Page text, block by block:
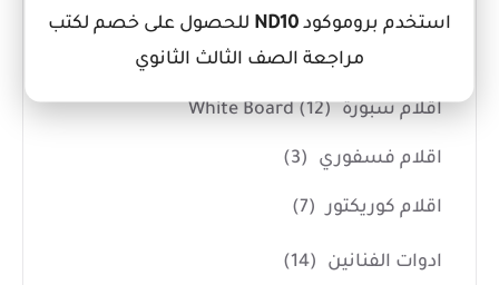
اقلام رصاص (14)
اقلام رصاص سنون (8)
اقلام سبورة White Board (12)
اقلام فسفوري (3)
اقلام كوريكتور (7)
ادوات الفنانين (14)
استخدم بروموكود ND10 للحصول على خصم لكتب
مراجعة الصف الثالث الثانوي